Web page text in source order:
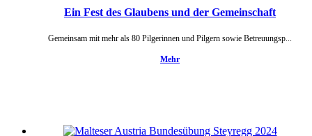
Ein Fest des Glaubens und der Gemeinschaft
Gemeinsam mit mehr als 80 Pilgerinnen und Pilgern sowie Betreuungsp...
Mehr